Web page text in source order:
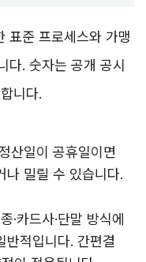
표준 프로세스와 가맹
다. 숫자는 공개 공시
니다.
산일이 공휴일이면
나 밀릴 수 있습니다.
·카드사·단말 방식에
적입니다. 간편결